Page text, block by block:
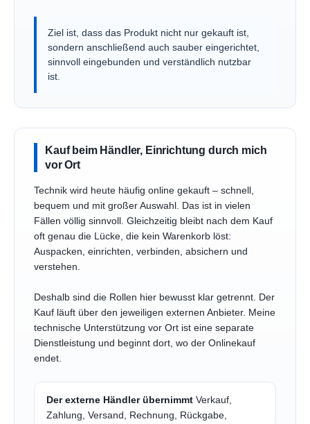
Ziel ist, dass das Produkt nicht nur gekauft ist,
sondern anschließend auch sauber eingerichtet,
sinnvoll eingebunden und verständlich nutzbar
ist.
Kauf beim Händler, Einrichtung durch mich
vor Ort
Technik wird heute häufig online gekauft – schnell,
bequem und mit großer Auswahl. Das ist in vielen
Fällen völlig sinnvoll. Gleichzeitig bleibt nach dem Kauf
oft genau die Lücke, die kein Warenkorb löst:
Auspacken, einrichten, verbinden, absichern und
verstehen.
Deshalb sind die Rollen hier bewusst klar getrennt. Der
Kauf läuft über den jeweiligen externen Anbieter. Meine
technische Unterstützung vor Ort ist eine separate
Dienstleistung und beginnt dort, wo der Onlinekauf
endet.
Der externe Händler übernimmt Verkauf,
Zahlung, Versand, Rechnung, Rückgabe,